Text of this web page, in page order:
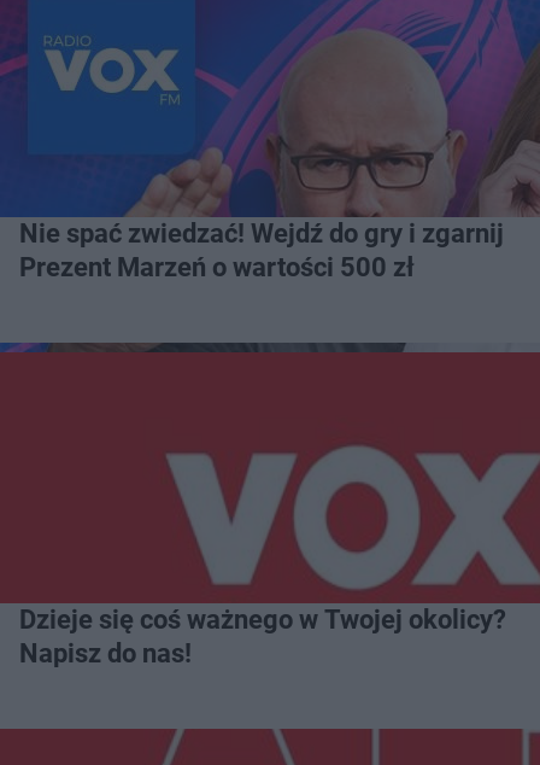
Nie spać zwiedzać! Wejdź do gry i zgarnij
Prezent Marzeń o wartości 500 zł
Dzieje się coś ważnego w Twojej okolicy?
Napisz do nas!